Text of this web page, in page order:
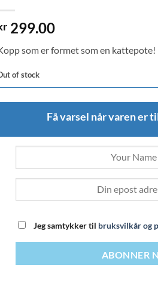
299.00
som er formet som en kattepote!
of stock
Få varsel når varen er
Jeg samtykker til bruksvilkår og
ABONNER